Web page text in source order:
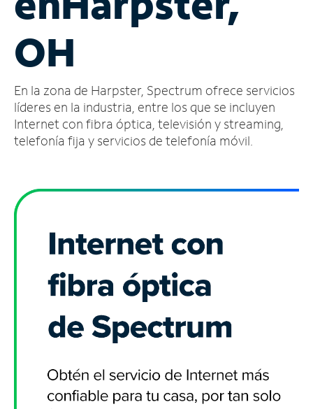
cuenta
Encuentra
tienda
OH
En la zona de Harpster, Spectrum ofrece servicios
líderes en la industria, entre los que se incluyen
Internet con fibra óptica, televisión y streaming,
telefonía fija y servicios de telefonía móvil.